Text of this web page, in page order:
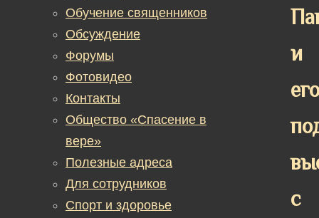
и
его
с
Обучение священников
Обсуждение
Форумы
Фотовидео
Контакты
Общество «Спасение в
вере»
Полезные адреса
Для сотрудников
Спорт и здоровье